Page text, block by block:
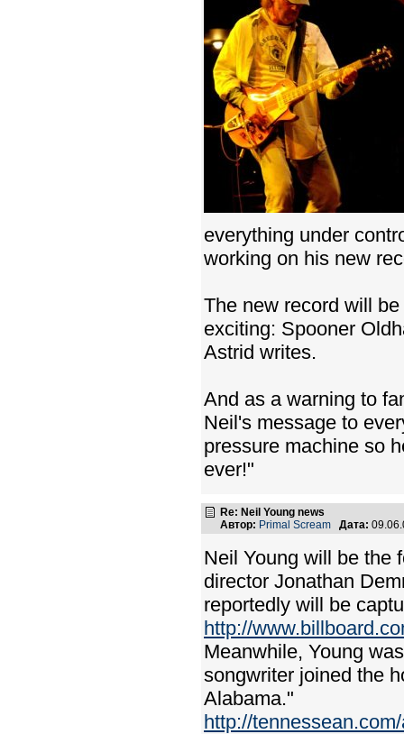
everything under
working on his new
The new record will
exciting: Spooner
Astrid writes.
And as a warning to
Neil's message to
pressure machine so
ever!"
Re: Neil Young news
Автор: Primal Scream Дата:
Neil Young will be the
director Jonathan
reportedly will be
http://
Meanwhile, Young
songwriter joined the
Alabama."
http://